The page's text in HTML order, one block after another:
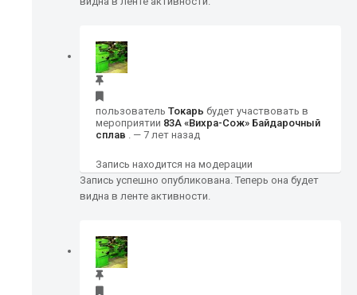
пользователь Токарь будет участвовать в
мероприятии 83А «Вихра-Сож» Байдарочный
сплав
— 7 лет назад
Запись находится на модерации
Запись успешно опубликована. Теперь она будет
видна в ленте активности.